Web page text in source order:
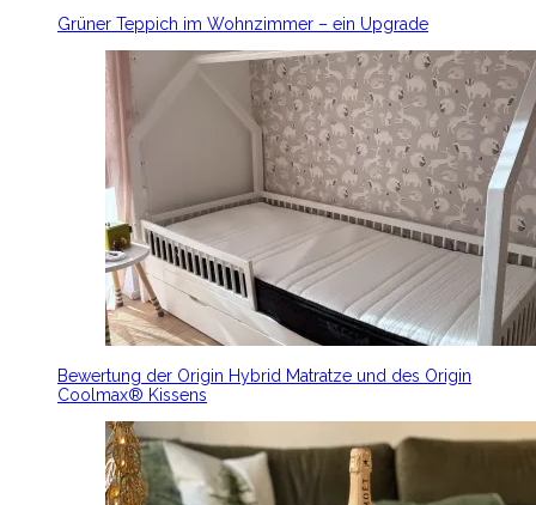
Grüner Teppich im Wohnzimmer – ein Upgrade
Bewertung der Origin Hybrid Matratze und des Origin
Coolmax® Kissens